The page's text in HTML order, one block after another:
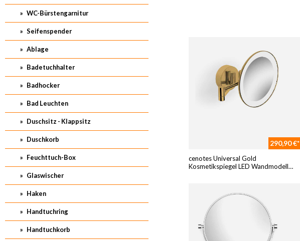
WC-Bürstengarnitur
Seifenspender
Ablage
Badetuchhalter
Badhocker
Bad Leuchten
Duschsitz - Klappsitz
Duschkorb
Feuchttuch-Box
Glaswischer
Haken
Handtuchring
Handtuchkorb
290,90 €*
cenotes Universal Gold
Kosmetikspiegel LED Wandmodell